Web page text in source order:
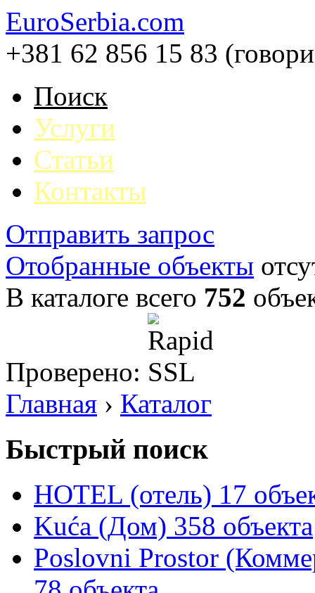
EuroSerbia.com
+381 62 856 15 83
Поиск
Услуги
Статьи
Контакты
Отправить запрос
Отобранные объекты
В каталоге всего 752
Проверено:
Главная › Каталог
Быстрый поиск
HOTEL (отель) 17
Kuća (Дом) 358 объекта
Poslovni Prostor